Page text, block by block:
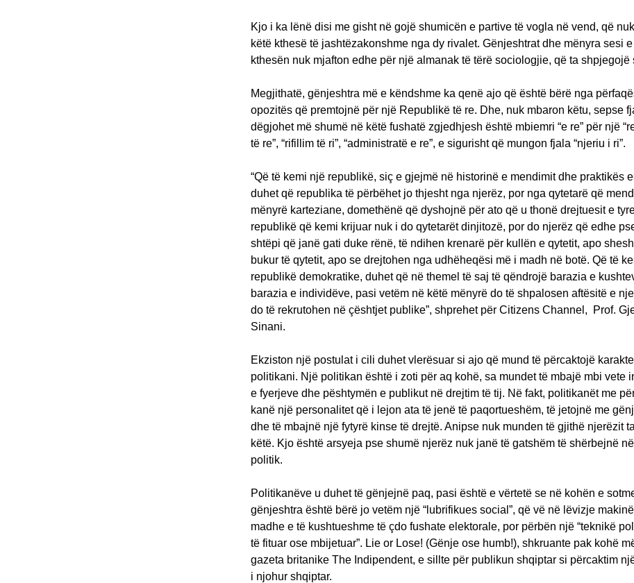
Kjo i ka lënë disi me gisht në gojë shumicën e partive të vogla në vend, që
këtë kthesë të jashtëzakonshme nga dy rivalet. Gënjeshtrat dhe mënyra sesi
kthesën nuk mjafton edhe për një almanak të tërë sociologjie, që ta shpjegojë
Megjithatë, gënjeshtra më e këndshme ka qenë ajo që është bërë nga
opozitës që premtojnë për një Republikë të re. Dhe, nuk mbaron këtu, sepse
dëgjohet më shumë në këtë fushatë zgjedhjesh është mbiemri “e re” për një
të re”, “rifillim të ri”, “administratë e re”, e sigurisht që mungon fjala “njeriu i ri”.
“Që të kemi një republikë, siç e gjejmë në historinë e mendimit dhe praktikës
duhet që republika të përbëhet jo thjesht nga njerëz, por nga qytetarë që
mënyrë karteziane, domethënë që dyshojnë për ato që u thonë drejtuesit e
republikë që kemi krijuar nuk i do qytetarët dinjitozë, por do njerëz që edhe
shtëpi që janë gati duke rënë, të ndihen krenarë për kullën e qytetit, apo
bukur të qytetit, apo se drejtohen nga udhëheqësi më i madh në botë. Që të
republikë demokratike, duhet që në themel të saj të qëndrojë barazia e
barazia e individëve, pasi vetëm në këtë mënyrë do të shpalosen aftësitë e
do të rekrutohen në çështjet publike”, shprehet për Citizens Channel, Prof.
Sinani.
Ekziston një postulat i cili duhet vlerësuar si ajo që mund të përcaktojë
politikani. Një politikan është i zoti për aq kohë, sa mundet të mbajë mbi vete
e fyerjeve dhe pështymën e publikut në drejtim të tij. Në fakt, politikanët me
kanë një personalitet që i lejon ata të jenë të paqortueshëm, të jetojnë me
dhe të mbajnë një fytyrë kinse të drejtë. Anipse nuk munden të gjithë njerëzit
këtë. Kjo është arsyeja pse shumë njerëz nuk janë të gatshëm të shërbejnë
politik.
Politikanëve u duhet të gënjejnë paq, pasi është e vërtetë se në kohën e
gënjeshtra është bërë jo vetëm një “lubrifikues social”, që vë në lëvizje
madhe e të kushtueshme të çdo fushate elektorale, por përbën një “teknikë
të fituar ose mbijetuar”. Lie or Lose! (Gënje ose humb!), shkruante pak kohë
gazeta britanike The Indipendent, e sillte për publikun shqiptar si përcaktim
i njohur shqiptar.